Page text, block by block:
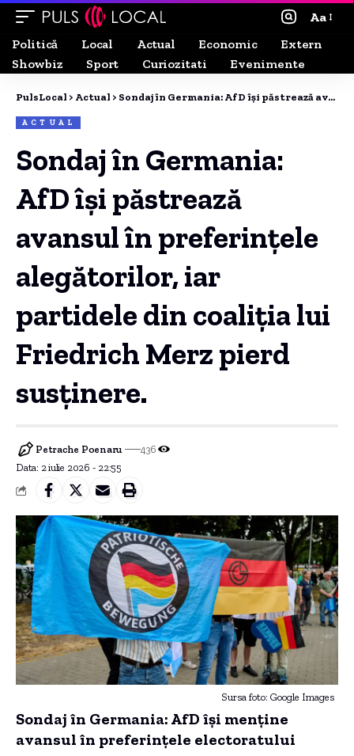
Aa
Politică
Local Actual Economic
Extern
Showbiz
Sport Curiozitati Evenimente
PulsLocal > Actual > Sondaj în Germania: AfD își păstrează avansul în preferințele alegătorilor, iar partidele din coaliția lui Friedrich Merz pierd susținere.
ACTUAL
Sondaj în Germania:
AfD își păstrează
avansul în preferințele
alegătorilor, iar
partidele din coaliția lui
Friedrich Merz pierd
susținere.
Data: 2 iulie 2026 - 22:55
Petrache Poenaru 436
Sursa foto: Google Images
Sondaj în Germania: AfD își menține
avansul în preferințele electoratului